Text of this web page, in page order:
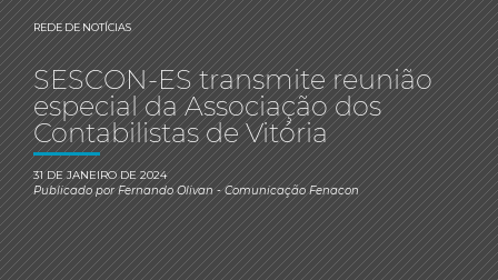
REDE DE NOTÍCIAS
SESCON-ES transmite reunião
especial da Associação dos
Contabilistas de Vitória
31 DE JANEIRO DE 2024
Publicado porFernando Olivan- Comunicação Fenacon